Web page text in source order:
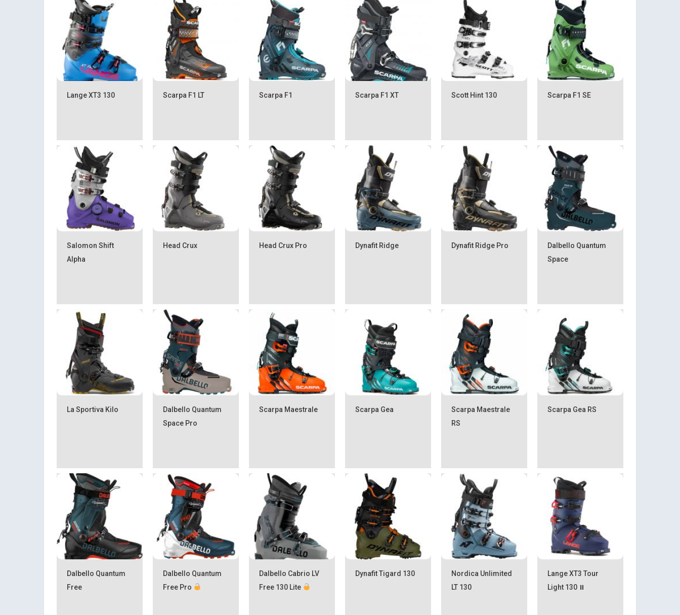
Lange XT3 130 Scarpa F1 LT Scarpa F1 Scarpa F1 XT Scott Hint 130 Scarpa F1 SE
Salomon Shift
Alpha
Head Crux Head Crux Pro Dynafit Ridge Dynafit Ridge Pro
Dalbello Quantum
Space
La Sportiva Kilo
Dalbello Quantum
Space Pro
Scarpa Maestrale Scarpa Gea
Scarpa Maestrale
RS
Scarpa Gea RS
Dalbello Quantum
Free
Dalbello Quantum
Free Pro
Dalbello Cabrio LV
Free 130 Lite
Dynafit Tigard 130
Nordica Unlimited
LT 130
Lange XT3 Tour
Light 130 ⏸